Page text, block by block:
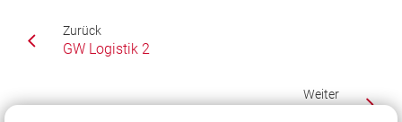
Zurück
GW Logistik 2
Weiter